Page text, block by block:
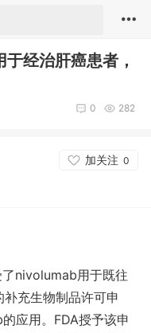
经治肝癌患者，
282
0
加关注 0
nivolumab用于既往
充生物制品许可申
应用。FDA授予该申